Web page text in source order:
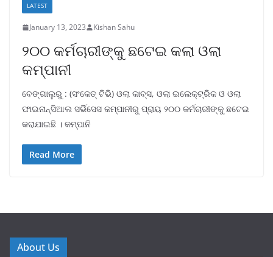
LATEST
January 13, 2023 Kishan Sahu
୨୦୦ କର୍ମଚାରୀଙ୍କୁ ଛଟେଇ କଲା ଓଲା
କମ୍ପାନୀ
ବେଙ୍ଗାଲୁରୁ : (ସଂକେତ୍ ଟିଭି) ଓଲା କାବ୍ସ, ଓଲା ଇଲେକ୍ଟ୍ରିକ ଓ ଓଲା
ଫାଇନାନ୍ସିଆଲ ସର୍ଭିସେସ କମ୍ପାନୀରୁ ପ୍ରାୟ ୨୦୦ କର୍ମଚାରୀଙ୍କୁ ଛଟେଇ
କରାଯାଇଛି । କମ୍ପାନି
Read More
About Us